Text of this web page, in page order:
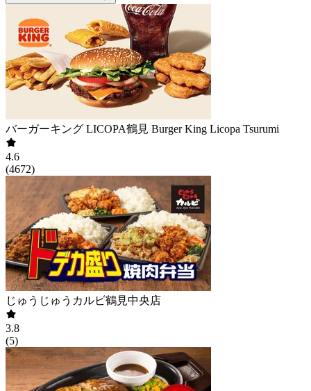
バーガーキング LICOPA鶴見 Burger King Licopa Tsurumi
4.6
(4672)
じゅうじゅうカルビ鶴見中央店
3.8
(5)